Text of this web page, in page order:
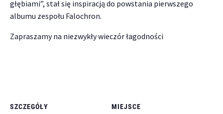
głębiami”, stał się inspiracją do powstania pierwszego
albumu zespołu Falochron.
Zapraszamy na niezwykły wieczór łagodności
SZCZEGÓŁY MIEJSCE